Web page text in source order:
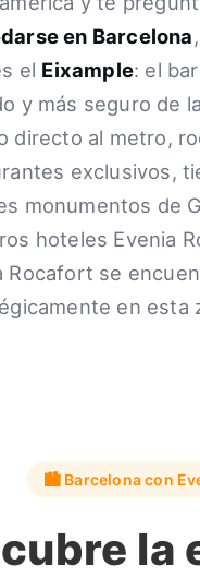
en Barcelona
el Eixample: el
y más seguro de
directo al metro,
exclusivos,
monumentos de
hoteles Evenia
Rocafort se
en esta
🏙️ Barcelona con
la